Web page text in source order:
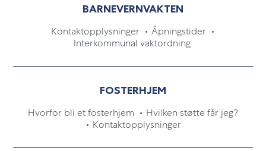
BARNEVERNVAKTEN
Kontaktopplysninger
Åpningstider
Interkommunal vaktordning
FOSTERHJEM
Hvorfor bli et fosterhjem
Hvilken støtte får jeg?
Kontaktopplysninger